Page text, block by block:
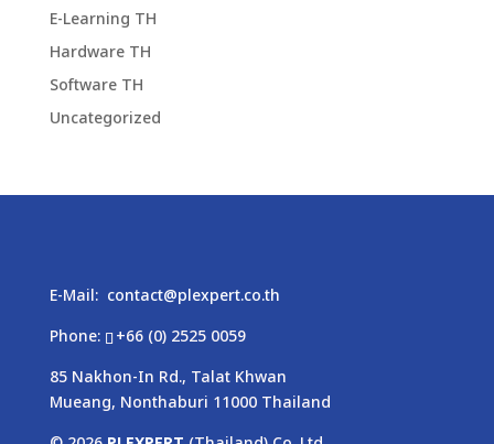
E-Learning TH
Hardware TH
Software TH
Uncategorized
E-Mail: contact@plexpert.co.th
Phone:
+66 (0) 2525 0059
85 Nakhon-In Rd., Talat Khwan
Mueang, Nonthaburi 11000 Thailand